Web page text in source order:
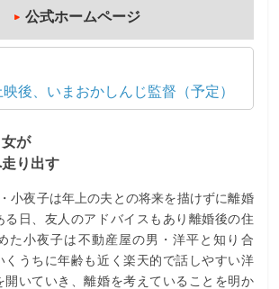
公式ホームページ
後、いまおかしんじ監督（予定）
が
り出す
小夜子は年上の夫との将来を描けずに離婚
る日、友人のアドバイスもあり離婚後の住
た小夜子は不動産屋の男・洋平と知り合
くうちに年齢も近く楽天的で話しやすい洋
開いていき、離婚を考えていることを明か